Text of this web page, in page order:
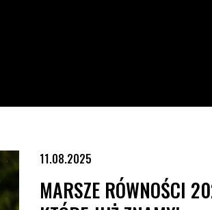
11.08.2025
MARSZE RÓWNOŚCI